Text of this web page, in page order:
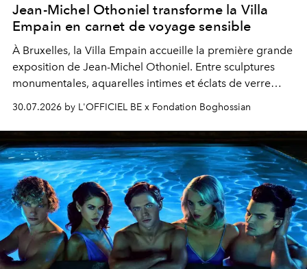
Jean-Michel Othoniel transforme la Villa
Empain en carnet de voyage sensible
À Bruxelles, la Villa Empain accueille la première grande
exposition de Jean-Michel Othoniel. Entre sculptures
monumentales, aquarelles intimes et éclats de verre
émotionnel où chaque œuvre devient le souvenir
lumineux d’un voyage, d’une rencontre ou d’un
émerveillement.
30.07.2026 by L'OFFICIEL BE x Fondation Boghossian